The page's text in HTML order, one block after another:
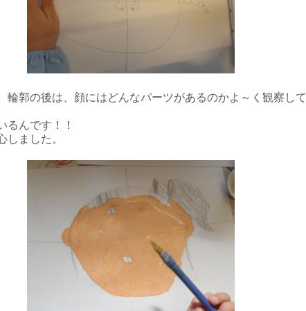
郭の後は、顔にはどんなパーツがあるのかよ～く観察して
るんです！！
ました。